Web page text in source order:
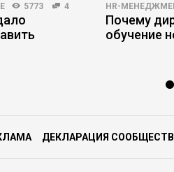
5773 4 HR-
Почему
обучение
ДЕКЛАРАЦИЯ